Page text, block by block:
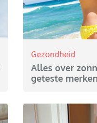
Gezondheid
Alles over
geteste merken